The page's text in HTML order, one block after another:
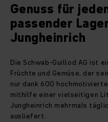
Genuss für
passender
Jungheinrich
Die Schwab-Guillod AG ist
Früchte und Gemüse, der
nur dank 600
mithilfe einer vielseitigen
Jungheinrich mehrmals
ausliefert.